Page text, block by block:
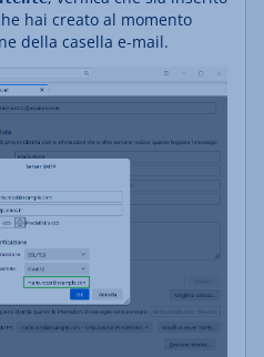
hai creato al momento
della casella e-mail.